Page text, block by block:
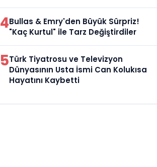
4Bullas & Emry'den Büyük Sürpriz!
"Kaç Kurtul" ile Tarz Değiştirdiler
5Türk Tiyatrosu ve Televizyon
Dünyasının Usta İsmi Can Kolukısa
Hayatını Kaybetti